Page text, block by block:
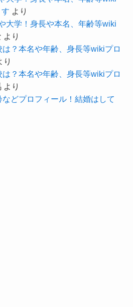
ストやアーティストの中で
な人はいないようです。
見ていると、
上の方が多いように見受け
の先輩や師事として見てい
することができ、
す より
大学！身長や本名、年齢等wiki
より
？本名や年齢、身長等wikiプロ
り
？本名や年齢、身長等wikiプロ
より
どプロフィール！結婚はして